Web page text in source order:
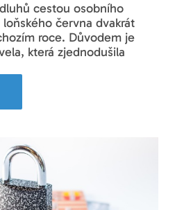
cestou osobního
června dvakrát
roce. Důvodem je
která zjednodušila